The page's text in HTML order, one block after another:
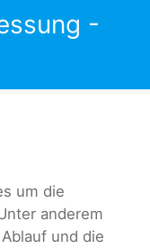
-
um die
anderem
und die